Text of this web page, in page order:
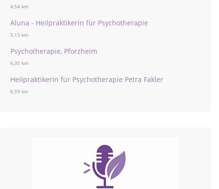
4,54 km
Aluna - Heilpraktikerin für Psychotherapie
5,13 km
Psychotherapie, Pforzheim
6,30 km
Heilpraktikerin für Psychotherapie Petra Fakler
6,59 km